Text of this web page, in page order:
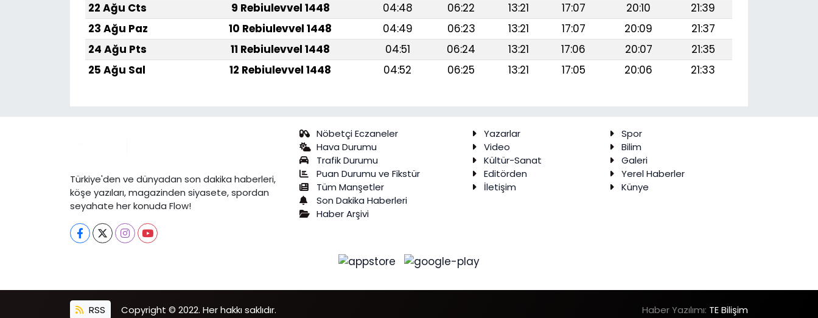
22 Ağu Cts
9 Rebiulevvel 1448 04:48 06:22 13:21 17:07 20:10
21:39
23 Ağu Paz
10 Rebiulevvel 1448 04:49 06:23 13:21 17:07 20:09
21:37
24 Ağu Pts
11 Rebiulevvel 1448 04:51 06:24 13:21 17:06 20:07
21:35
25 Ağu Sal
12 Rebiulevvel 1448 04:52 06:25 13:21 17:05 20:06 21:33
Türkiye'den ve dünyadan son dakika haberleri,
köşe yazıları, magazinden siyasete, spordan
seyahate her konuda Flow!
Nöbetçi Eczaneler
Hava Durumu
Trafik Durumu
Puan Durumu ve Fikstür
Tüm Manşetler
Son Dakika Haberleri
Haber Arşivi
Yazarlar
Spor
Video
Bilim
Kültür-Sanat
Galeri
Editörden
Yerel Haberler
İletişim
Künye
RSS Copyright © 2022. Her hakkı saklıdır. Haber Yazılımı: TE Bilişim